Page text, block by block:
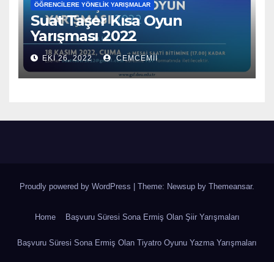
ÖĞRENCILERE YÖNELIK YARIŞMALAR
Suat Taşer Kısa Oyun
Yarışması 2022
EKI 26, 2022 CEMCEMII
Proudly powered by WordPress Theme: Newsup by Themeansar.
Home Başvuru Süresi Sona Ermiş Olan Şiir Yarışmaları
Başvuru Süresi Sona Ermiş Olan Tiyatro Oyunu Yazma Yarışmaları